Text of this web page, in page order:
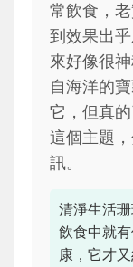
常飲食，
到效果出
來好像很
自海洋的
它，但真
這個主題
訊。
清淨生活
飲食中就
康，它才